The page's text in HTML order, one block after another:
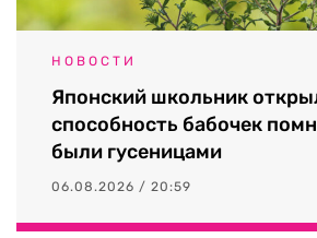
НОВОСТИ
Японский школьник
способность бабочек
были гусеницами
06.08.2026 / 20:59